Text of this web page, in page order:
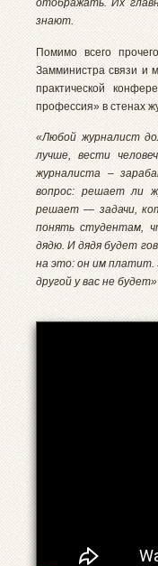
отображать. Их
знают.
Помимо всего
Замминистра связи и
практической
профессия» в стенах
«Любой журналист
лучше, вести
журналиста –
вопрос: решает ли
решает — задачи,
понять студентам,
дядю. И дядя будет
на это: он им платит.
другой у вас не будет»